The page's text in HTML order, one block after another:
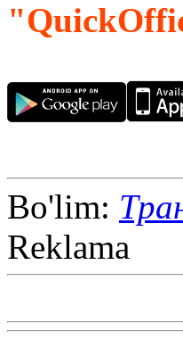
Bo'lim:
Reklama